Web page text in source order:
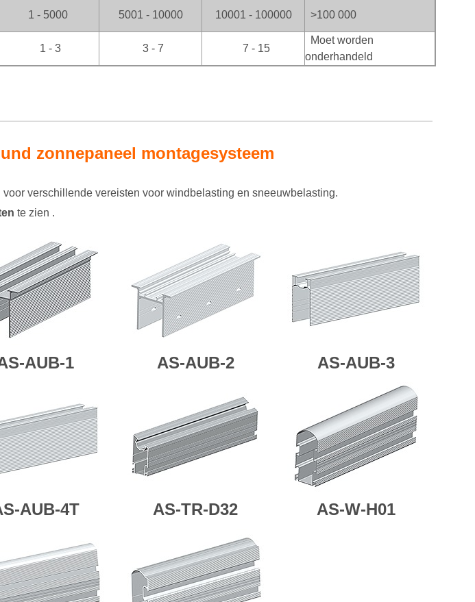
1 - 5000 5001 - 10000 10001 - 100000 >100 000
1 - 3 3 - 7 7 - 15
Moet worden
onderhandeld
zonnepaneel montagesysteem
verschillende vereisten voor windbelasting en sneeuwbelasting.
te zien .
AUB-1 AS-AUB-2 AS-AUB-3
AUB-4T AS-TR-D32 AS-W-H01